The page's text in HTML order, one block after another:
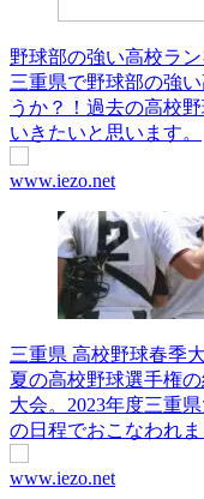
野球部の強い高校ラン
三重県で野球部の強
うか？！過去の高校
いきたいと思います。
www.iezo.net
三重県 高校野球春季
夏の高校野球選手権
大会。2023年度三重
の日程でおこなわれ
www.iezo.net